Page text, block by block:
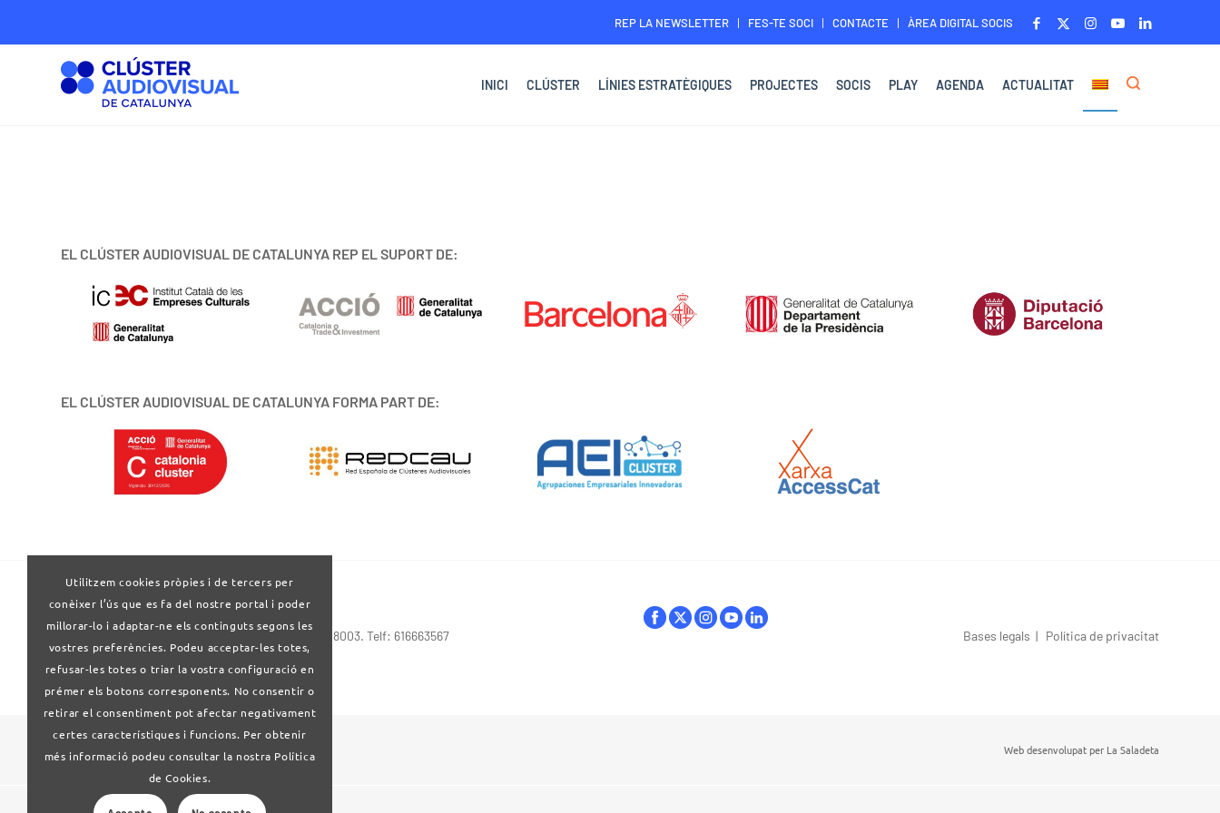
REP LA NEWSLETTER FES-TE SOCI CONTACTE ÀREA DIGITAL SOCIS
INICI CLÚSTER LÍNIES ESTRATÈGIQUES PROJECTES SOCIS PLAY AGENDA ACTUALITAT
EL CLÚSTER AUDIOVISUAL DE CATALUNYA REP EL SUPORT DE:
EL CLÚSTER AUDIOVISUAL DE CATALUNYA FORMA PART DE:
Via Laietana 32-34 4ª planta . Barcelona 08003. Telf: 616663567 Bases legals | Política de privacitat
© 2024 Clúster Audiovisual de Catalunya Web desenvolupat per La Saladeta
Utilitzem cookies pròpies i de tercers per
conèixer l’ús que es fa del nostre portal i poder
millorar-lo i adaptar-ne els continguts segons les
vostres preferències. Podeu acceptar-les totes,
refusar-les totes o triar la vostra configuració en
prémer els botons corresponents. No consentir o
retirar el consentiment pot afectar negativament
certes característiques i funcions. Per obtenir
més informació podeu consultar la nostra Política
de Cookies.